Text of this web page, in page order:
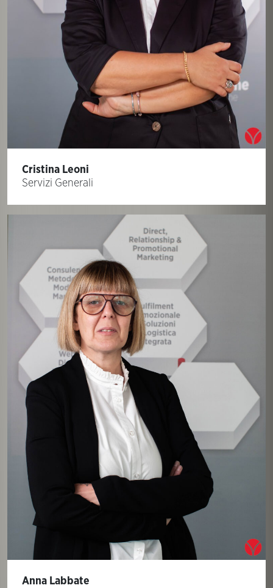
Cristina Leoni
Servizi Generali
Anna Labbate